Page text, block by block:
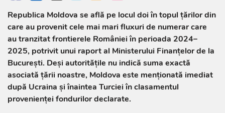
Republica Moldova se află pe locul doi în topul țărilor din
care au provenit cele mai mari fluxuri de numerar care
au tranzitat frontierele României în perioada 2024–
2025, potrivit unui raport al Ministerului Finanțelor de la
București. Deși autoritățile nu indică suma exactă
asociată țării noastre, Moldova este menționată imediat
după Ucraina și înaintea Turciei în clasamentul
provenienței fondurilor declarate.